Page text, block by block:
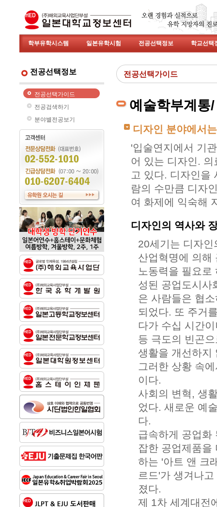
학부유학시스템 일본유학시험 전공선택정보 학교선택
전공선택정보
전공선택가이드
전공검색하기
분야별전공보기
전공선택가이드
예술학부계통
디자인 분야에서
'입술연지에서 기
어 있는 디자인.
고 있다. 디자인을
람의 수만큼 디자
여 화제에 익숙해
디자인의 역사와
20세기는 디자
산업혁명에 의해
노동력을 필요로
성된 공업도시사
은 사람들은 협
되었다. 또 주거
다가 수십 시간
등 극도의 빈곤
생활을 개선하지
그러한 상황 속
이다.
사회의 변혁, 생
었다. 새로운 예
다.
급속하게 공업화
잡한 공업제품을
하는 '아트 앤 크
르드'가 생겨나
졌다.
제 1차 세계대전